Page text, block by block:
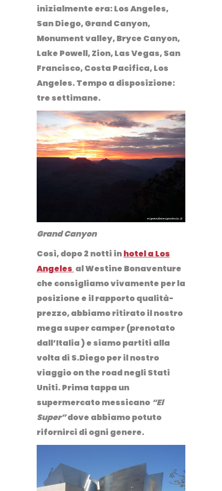
inizialmente era: Los Angeles,
San Diego, Grand Canyon,
Monument valley, Bryce Canyon,
Lake Powell, Zion, Las Vegas, San
Francisco, Costa Pacifica, Los
Angeles. Tempo a disposizione:
tre settimane.
Grand Canyon
Così, dopo 2 notti inhotel a Los
Angeles al Westine Bonaventure
che consigliamo vivamente per la
posizione e il rapporto qualità-
prezzo, abbiamo ritirato il nostro
mega super camper (prenotato
dall’Italia ) e siamo partiti alla
volta di S.Diego per il nostro
viaggio on the road negli Stati
Uniti. Prima tappa un
supermercato messicano “El
Super”dove abbiamo potuto
rifornirci di ogni genere.